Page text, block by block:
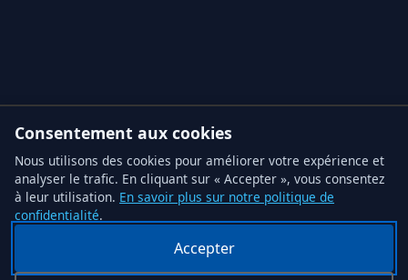
Consentement aux cookies
Nous utilisons des cookies pour améliorer votre expérience et
analyser le trafic. En cliquant sur « Accepter », vous consentez
à leur utilisation. En savoir plus sur notre politique de
confidentialité.
Accepter